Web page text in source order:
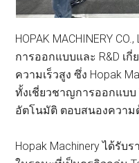
HOPAK MACHINERY
การออกแบบและ R&D เ
ความเร็วสูง ซึ่ง Hopak
ทั้งเชี่ยวชาญการออกแบ
อัตโนมัติ ตอบสนองควา
Hopak Machinery ได้รับร